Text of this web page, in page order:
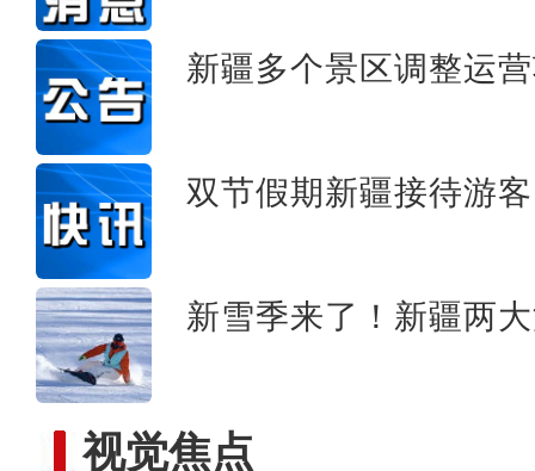
新疆多个景区调整运
双节假期新疆接待游
新雪季来了！新疆两
视觉焦点